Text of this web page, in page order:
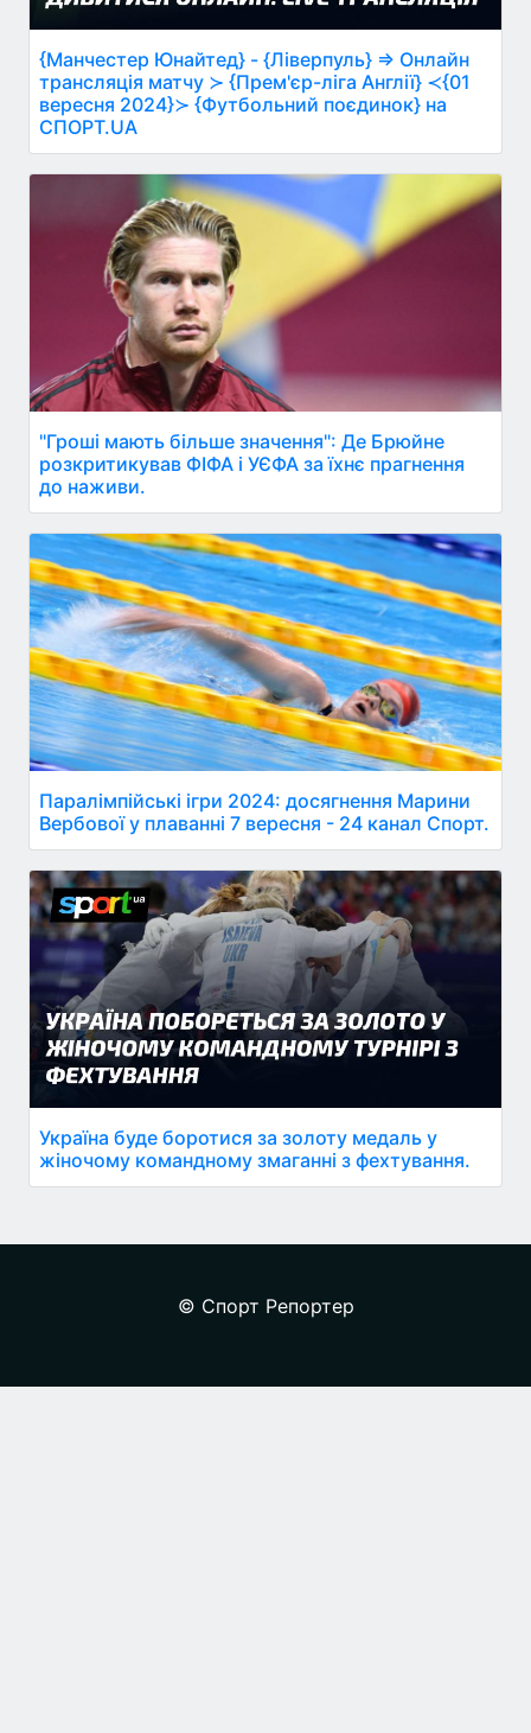
{Манчестер Юнайтед} - {Ліверпуль} ⇒ Онлайн
трансляція матчу ≻ {Прем'єр-ліга Англії} ≺{01
вересня 2024}≻ {Футбольний поєдинок} на
СПОРТ.UA
"Гроші мають більше значення": Де Брюйне
розкритикував ФІФА і УЄФА за їхнє прагнення
до наживи.
Паралімпійські ігри 2024: досягнення Марини
Вербової у плаванні 7 вересня - 24 канал Спорт.
Україна буде боротися за золоту медаль у
жіночому командному змаганні з фехтування.
© Спорт Репортер